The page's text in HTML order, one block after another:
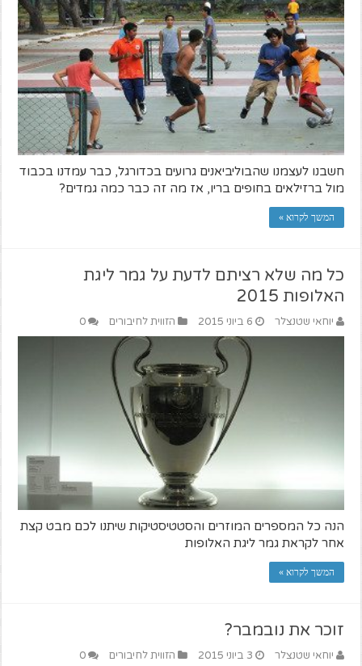
חשבנו לעצמנו שהבוליביאנים גרועים בכדורגל, כבר עמדנו בכבוד
מול ברזילאים בחופים בריו, אז מה זה כבר כמה גמדים?
המשך לקרוא »
כל מה שלא רציתם לדעת על גמר ליגת
האלופות 2015
יוחאי שטנצלר 6 ביוני 2015 הזווית לחיבורים 0
הנה כל המספרים המוזרים והסטטיסטיקות שיתנו לכם מבט קצת
אחר לקראת גמר ליגת האלופות
המשך לקרוא »
זוכר את נובמבר?
יוחאי שטנצלר 3 ביוני 2015 הזווית לחיבורים 0